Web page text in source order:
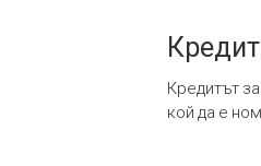
Кредитът
кой да е